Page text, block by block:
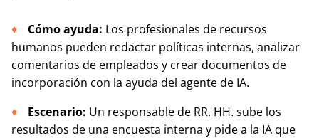
Cómo ayuda: Los profesionales de recursos
humanos pueden redactar políticas internas, analizar
comentarios de empleados y crear documentos de
incorporación con la ayuda del agente de IA.
Escenario: Un responsable de RR. HH. sube los
resultados de una encuesta interna y pide a la IA que